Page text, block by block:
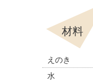
材料
えのき
水